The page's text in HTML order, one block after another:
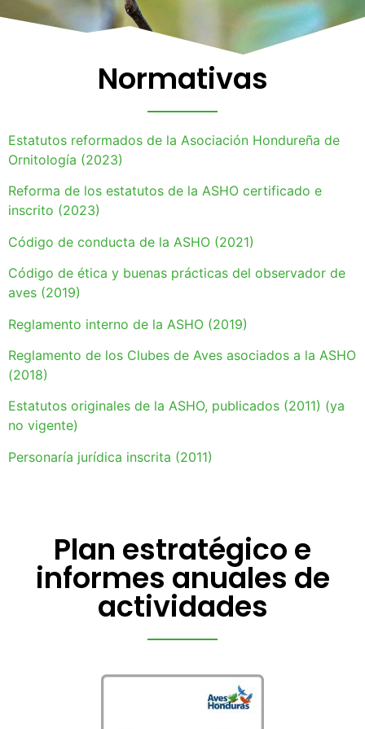
Normativas
Estatutos reformados de la Asociación Hondureña de
Ornitología (2023)
Reforma de los estatutos de la ASHO certificado e
inscrito (2023)
Código de conducta de la ASHO (2021)
Código de ética y buenas prácticas del observador de
aves (2019)
Reglamento interno de la ASHO (2019)
Reglamento de los Clubes de Aves asociados a la ASHO
(2018)
Estatutos originales de la ASHO, publicados (2011) (ya
no vigente)
Personaría jurídica inscrita (2011)
Plan estratégico e
informes anuales de
actividades